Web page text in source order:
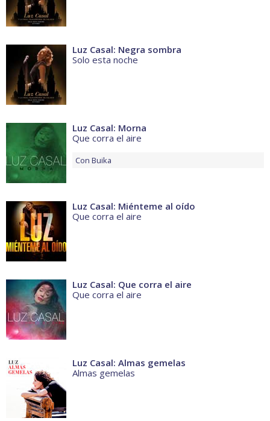
Luz Casal: Negra sombra
Solo esta noche
Luz Casal: Morna
Que corra el aire
Con Buika
Luz Casal: Miénteme al oído
Que corra el aire
Luz Casal: Que corra el aire
Que corra el aire
Luz Casal: Almas gemelas
Almas gemelas